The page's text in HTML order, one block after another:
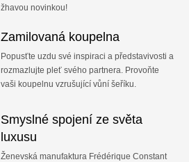
Relax
Cestování
Gurmán
žhavou novinkou!
Zamilovaná koupelna
Popusťte uzdu své inspiraci a představivosti a
rozmazlujte pleť svého partnera. Provoňte
vaši koupelnu vzrušující vůní šeříku.
Smyslné spojení ze světa
luxusu
Ženevská manufaktura Frédérique Constant